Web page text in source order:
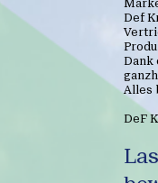
Def
Dank
Alles
DeF